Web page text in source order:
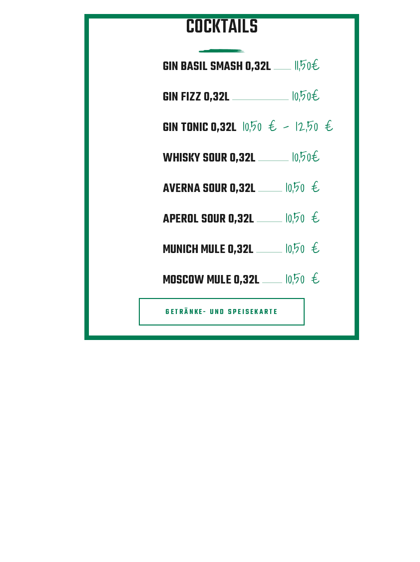
COCKTAILS
GIN BASIL SMASH 0,32L 11,50€
GIN FIZZ 0,32L 10,50€
GIN TONIC 0,32L 10,50 € - 12,50 €
WHISKY SOUR 0,32L 10,50€
AVERNA SOUR 0,32L 10,50 €
APEROL SOUR 0,32L 10,50 €
MUNICH MULE 0,32L 10,50 €
MOSCOW MULE 0,32L 10,50 €
GETRÄNKE- UND SPEISEKARTE